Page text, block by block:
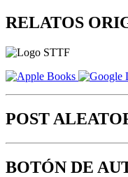
RELATOS
POST
BOTÓN DE